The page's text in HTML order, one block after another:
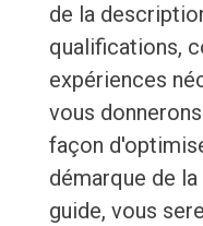
de la
qualifications,
expériences
vous
façon
démarque de
guide, vous